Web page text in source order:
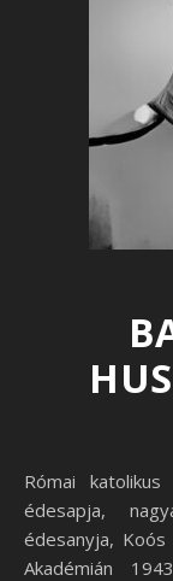
Római katolikus vallású, magyar nemesi család sarja,
édesapja,
édesanyja,
Akadémián